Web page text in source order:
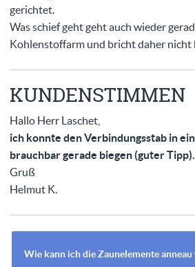
gerichtet.
Was schief geht geht auch wieder
Kohlenstoffarm und bricht daher nicht
KUNDENSTIMMEN
Hallo Herr Laschet,
ich konnte den Verbindungsstab in
brauchbar gerade biegen (guter Tipp).
Gruß
Helmut K.
Wie kann ich die Zaunelemente anneau